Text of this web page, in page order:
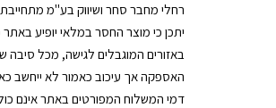
רחלי מחבר סחר ושיווק בע"מ
יתכן כי מוצר החסר במלאי יופיע
האספקה אך עיכוב כאמור לא ייחשב
דמי המשלוח המפורטים באתר אינם